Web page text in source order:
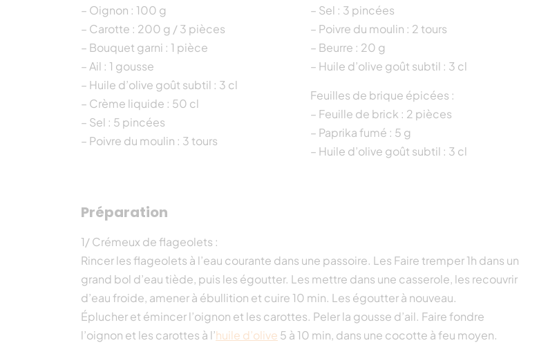
– Oignon : 100 g
– Carotte : 200 g / 3 pièces
– Bouquet garni : 1 pièce
– Ail : 1 gousse
– Huile d’olive goût subtil : 3 cl
– Crème liquide : 50 cl
– Sel : 5 pincées
– Poivre du moulin : 3 tours
– Sel : 3 pincées
– Poivre du moulin : 2 tours
– Beurre : 20 g
– Huile d’olive goût subtil : 3 cl
Feuilles de brique épicées :
– Feuille de brick : 2 pièces
– Paprika fumé : 5 g
– Huile d’olive goût subtil : 3 cl
Préparation
1/ Crémeux de flageolets :
Rincer les flageolets à l’eau courante dans une passoire. Les Faire tremper 1h dans un
grand bol d’eau tiède, puis les égoutter. Les mettre dans une casserole, les recouvrir
d’eau froide, amener à ébullition et cuire 10 min. Les égoutter à nouveau.
Éplucher et émincer l’oignon et les carottes. Peler la gousse d’ail. Faire fondre
l’oignon et les carottes à l’huile d’olive 5 à 10 min, dans une cocotte à feu moyen.